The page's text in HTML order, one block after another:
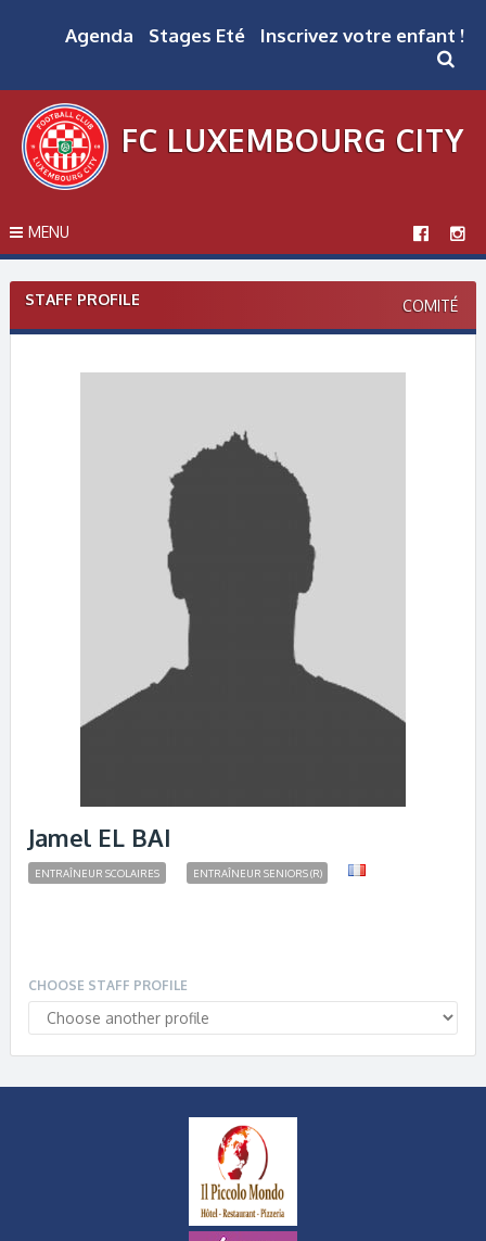
Agenda Stages Eté Inscrivez votre enfant !
FC LUXEMBOURG CITY
MENU
STAFF PROFILE COMITÉ
Jamel EL BAI
ENTRAÎNEUR SCOLAIRES ENTRAÎNEUR SENIORS (R)
CHOOSE STAFF PROFILE